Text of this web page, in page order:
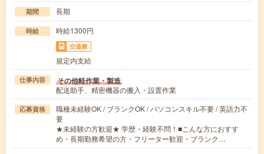
期間 長期
時給 時給1300円
交通費
規定内支給
仕事内容 その他軽作業・製造
配送助手、精密機器の搬入・設置作業
応募資格
職種未経験OK / ブランクOK / パソコンスキル不要 / 英語力不
要
★未経験の方歓迎★ 学歴・経験不問！■こんな方におすす
め・長期勤務希望の方・フリーター歓迎・ブランク…